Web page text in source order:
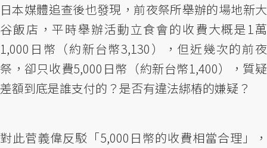
日本媒體追查後也發現，前夜祭所舉辦的場地新大
谷飯店，平時舉辦活動立食會的收費大概是1萬
1,000日幣（約新台幣3,130），但近幾次的前夜
祭，卻只收費5,000日幣（約新台幣1,400），質疑
差額到底是誰支付的？是否有違法綁樁的嫌疑？
對此菅義偉反駁「5,000日幣的收費相當合理」，